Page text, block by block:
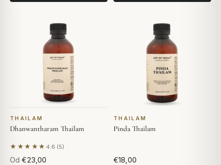
THAILAM
Dhanwantharam Thailam
★★★★★ 4.6 (5)
Na základě 5 hodnocení
Od €23,00
THAILAM
Pinda Thailam
€18,00